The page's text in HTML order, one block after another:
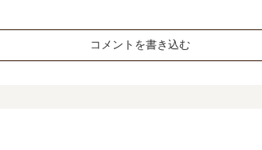
コメントを書き込む